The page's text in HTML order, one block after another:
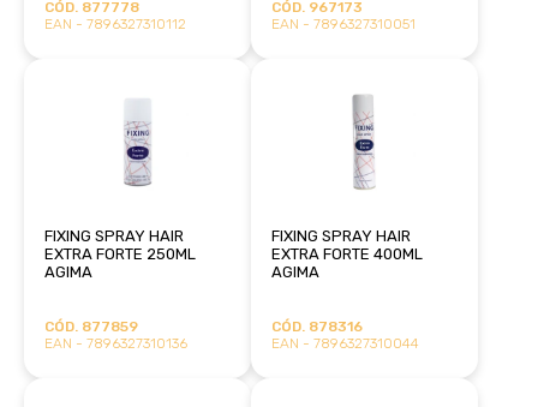
CÓD. 877778
EAN - 7896327310112
CÓD. 967173
EAN - 7896327310051
FIXING SPRAY HAIR
EXTRA FORTE 250ML
AGIMA
CÓD. 877859
EAN - 7896327310136
FIXING SPRAY HAIR
EXTRA FORTE 400ML
AGIMA
CÓD. 878316
EAN - 7896327310044